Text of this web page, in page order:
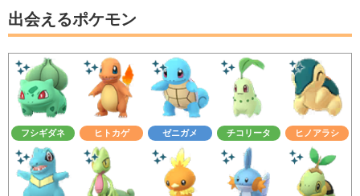
出会えるポケモン
フシギダネ ヒトカゲ ゼニガメ チコリータ ヒノアラシ